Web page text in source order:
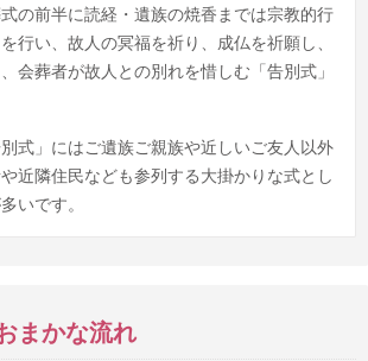
の前半に読経・遺族の焼香までは宗教的行
行い、故人の冥福を祈り、成仏を祈願し、
会葬者が故人との別れを惜しむ「告別式」
式」にはご遺族ご親族や近しいご友人以外
近隣住民なども参列する大掛かりな式とし
いです。
まかな流れ